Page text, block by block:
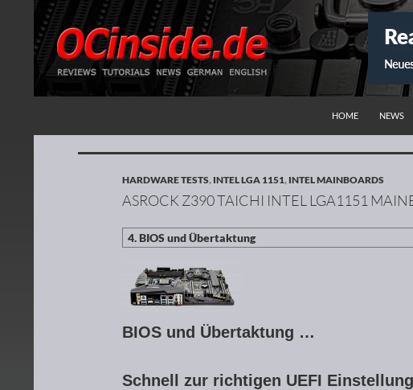
HOME
NEWS
HARDWARE TESTS, INTEL LGA 1151, INTEL MAINBOARDS
ASROCK Z390 TAICHI INTEL LGA1151
BIOS und Übertaktung …
Schnell zur richtigen UEFI